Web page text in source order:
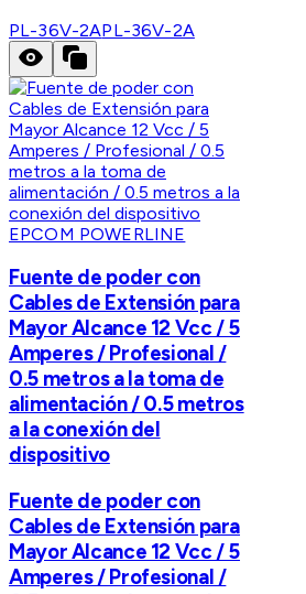
PL-36V-2APL-36V-2A
EPCOM POWERLINE
Fuente de poder con
Cables de Extensión para
Mayor Alcance 12 Vcc / 5
Amperes / Profesional /
0.5 metros a la toma de
alimentación / 0.5 metros
a la conexión del
dispositivo
Fuente de poder con
Cables de Extensión para
Mayor Alcance 12 Vcc / 5
Amperes / Profesional /